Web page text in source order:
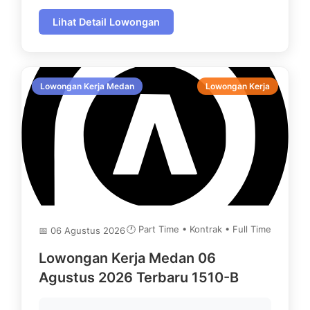
Lihat Detail Lowongan
Lowongan Kerja Medan Lowongan Kerja
📅 06 Agustus 2026🕐 Part Time • Kontrak • Full Time
Lowongan Kerja Medan 06
Agustus 2026 Terbaru 1510-B